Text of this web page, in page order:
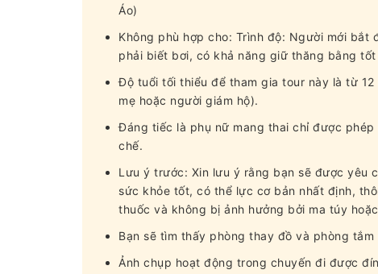
Áo)
Không phù hợp cho: Trình độ: Người mới
phải biết bơi, có khả năng giữ thăng bằng
Độ tuổi tối thiểu để tham gia tour này là từ
mẹ hoặc người giám hộ).
Đáng tiếc là phụ nữ mang thai chỉ được
chế.
Lưu ý trước: Xin lưu ý rằng bạn sẽ được yêu
sức khỏe tốt, có thể lực cơ bản nhất định,
thuốc và không bị ảnh hưởng bởi ma túy
Bạn sẽ tìm thấy phòng thay đồ và phòng
Ảnh chụp hoạt động trong chuyến đi được